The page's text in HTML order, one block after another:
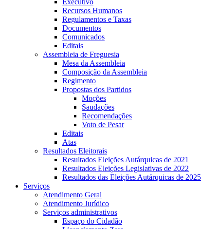
Executivo
Recursos Humanos
Regulamentos e Taxas
Documentos
Comunicados
Editais
Assembleia de Freguesia
Mesa da Assembleia
Composição da Assembleia
Regimento
Propostas dos Partidos
Moções
Saudações
Recomendações
Voto de Pesar
Editais
Atas
Resultados Eleitorais
Resultados Eleições Autárquicas de 2021
Resultados Eleições Legislativas de 2022
Resultados das Eleições Autárquicas de 2025
Serviços
Atendimento Geral
Atendimento Jurídico
Serviços administrativos
Espaço do Cidadão